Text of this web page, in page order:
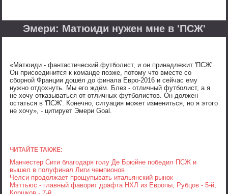
Эмери: Матюиди нужен мне в 'ПСЖ'
«Матюиди - фантастический футболист, и он принадлежит 'ПСЖ'.
Он присоединится к команде позже, потому что вместе со
сборной Франции дошёл до финала Евро-2016 и сейчас ему
нужно отдохнуть. Мы его ждём. Блез - отличный футболист, а я
не хочу отказываться от отличных футболистов. Он должен
остаться в 'ПСЖ'. Конечно, ситуация может измениться, но я этого
не хочу», - цитирует Эмери Goal.
ЧИТАЙТЕ ТАКЖЕ:
Манчестер Сити благодаря голу Де Брюйне победил ПСЖ и
вышел в полуфинал Лиги чемпионов
Челси продолжает прощупывать итальянский рынок
Мэттьюс - главный фаворит драфта НХЛ из Европы, Рубцов - 5-й,